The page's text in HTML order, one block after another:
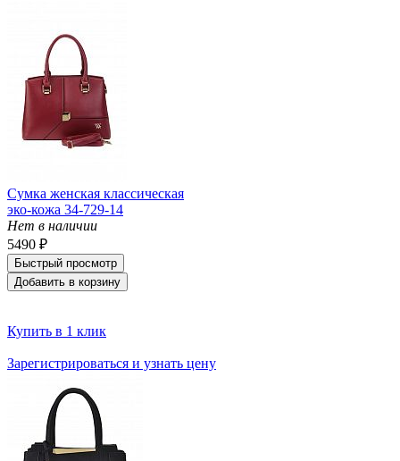
Сумка женская классическая
эко-кожа 34-729-14
Нет в наличии
5490 ₽
Быстрый просмотр
Добавить в корзину
Купить в 1 клик
Зарегистрироваться и узнать цену